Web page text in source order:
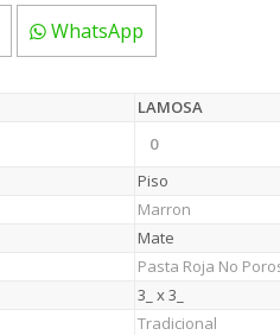
WhatsApp
LAMOSA
0
Piso
Marron
Mate
Pasta Roja No
3_ x 3_
Tradicional